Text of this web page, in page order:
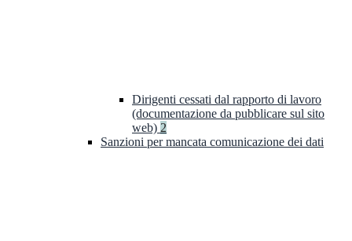
Dirigenti cessati dal rapporto di lavoro
(documentazione da pubblicare sul sito
web) 2
Sanzioni per mancata comunicazione dei dati